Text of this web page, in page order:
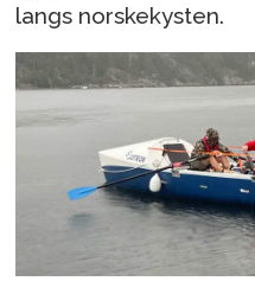
langs norskekysten.